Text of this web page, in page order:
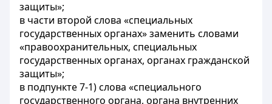
защиты»;
в части второй слова «специальных
государственных органах» заменить словами
«правоохранительных, специальных
государственных органах, органах гражданской
защиты»;
в подпункте 7-1) слова «специального
государственного органа, органа внутренних